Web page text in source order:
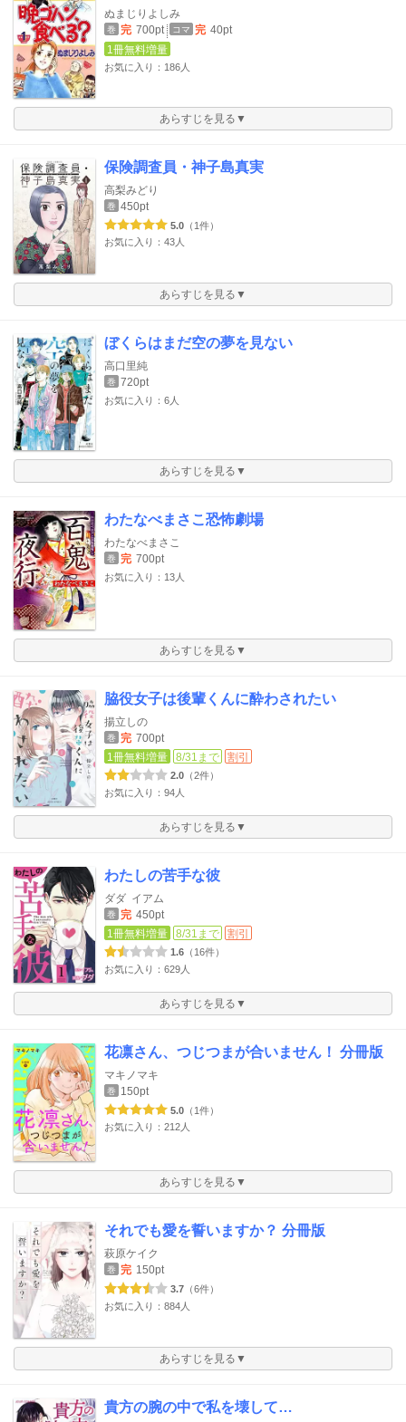
ぬまじりよしみ
巻 完 700pt コマ 完 40pt
1冊無料増量
お気に入り：186人
あらすじを見る▼
保険調査員・神子島真実
高梨みどり
巻 450pt
5.0 （1件）
お気に入り：43人
あらすじを見る▼
ぼくらはまだ空の夢を見ない
高口里純
巻 720pt
お気に入り：6人
あらすじを見る▼
わたなべまさこ恐怖劇場
わたなべまさこ
巻 完 700pt
お気に入り：13人
あらすじを見る▼
脇役女子は後輩くんに酔わされたい
揚立しの
巻 完 700pt
1冊無料増量
8/31まで 割引
2.0 （2件）
お気に入り：94人
あらすじを見る▼
わたしの苦手な彼
ダダ イアム
巻 完 450pt
1冊無料増量
8/31まで 割引
1.6 （16件）
お気に入り：629人
あらすじを見る▼
花凛さん、つじつまが合いません！ 分冊版
マキノマキ
巻 150pt
5.0 （1件）
お気に入り：212人
あらすじを見る▼
それでも愛を誓いますか？ 分冊版
萩原ケイク
巻 完 150pt
3.7 （6件）
お気に入り：884人
あらすじを見る▼
貴方の腕の中で私を壊して…